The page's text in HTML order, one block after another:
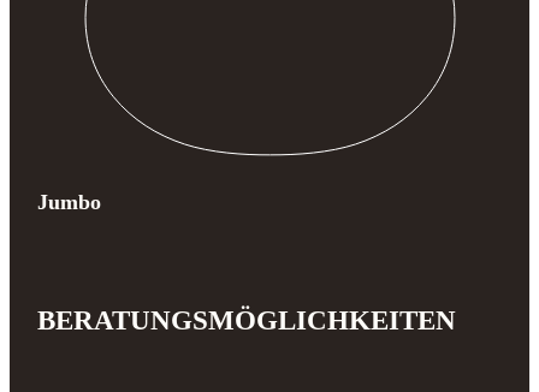
Jumbo
BERATUNGSMÖGLICHKEITEN